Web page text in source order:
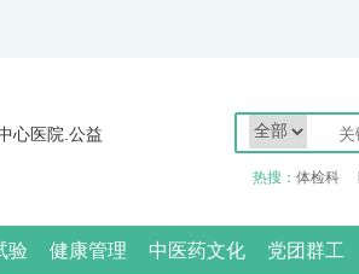
心医院.公益
热搜： 体检科
验 健康管理 中医药文化 党团群工